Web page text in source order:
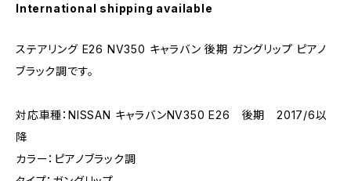
International shipping available
ステアリング E26 NV350 キャラバン 後期 ガングリップ ピアノ
ブラック調です。
対応車種：NISSAN キャラバンNV350 E26 後期 2017/6以
降
カラー：ピアノブラック調